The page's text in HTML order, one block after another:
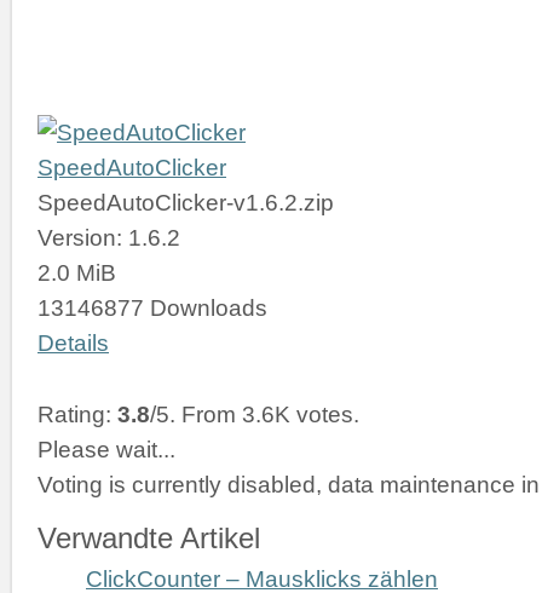
SpeedAutoClicker
SpeedAutoClicker-v1.6.2.zip
Version: 1.6.2
2.0 MiB
13146877 Downloads
Details
Rating: 3.8/5. From 3.6K votes.
Please wait...
Voting is currently disabled, data maintenance
Verwandte Artikel
ClickCounter – Mausklicks zählen